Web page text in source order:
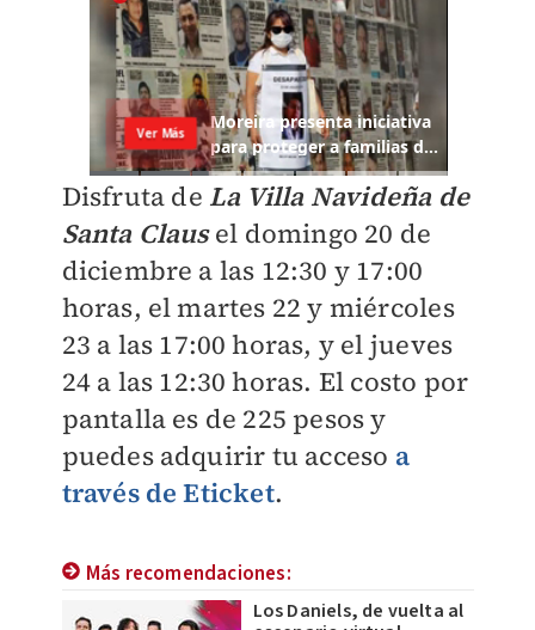
Disfruta de La Villa Navideña de
Santa Clausel domingo 20 de
diciembre a las 12:30 y 17:00
horas, el martes 22 y miércoles
23 a las 17:00 horas, y el jueves
24 a las 12:30 horas. El costo por
pantalla es de 225 pesos y
puedes adquirir tu acceso a
través de Eticket.
Más recomendaciones:
Los Daniels, de vuelta al